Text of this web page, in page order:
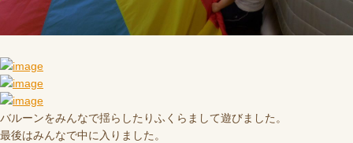
バルーンをみんなで揺らしたりふくらまして遊びました。
最後はみんなで中に入りました。